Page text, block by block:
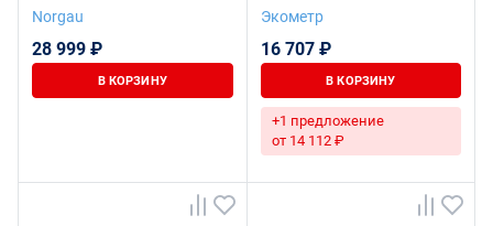
Industrial с прямоугольным
020I
Norgau
28 999 ₽
В КОРЗИНУ
Экометр
16 707 ₽
В КОРЗИНУ
+1 предложение
от 14 112 ₽